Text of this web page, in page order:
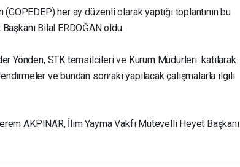
her ay düzenli olarak yaptığı toplantının bu
Bilal ERDOĞAN oldu.
Yönden, STK temsilcileri ve Kurum Müdürleri katılarak
ve bundan sonraki yapılacak çalışmalarla ilgili
AKPINAR, İlim Yayma Vakfı Mütevelli Heyet Başkanı